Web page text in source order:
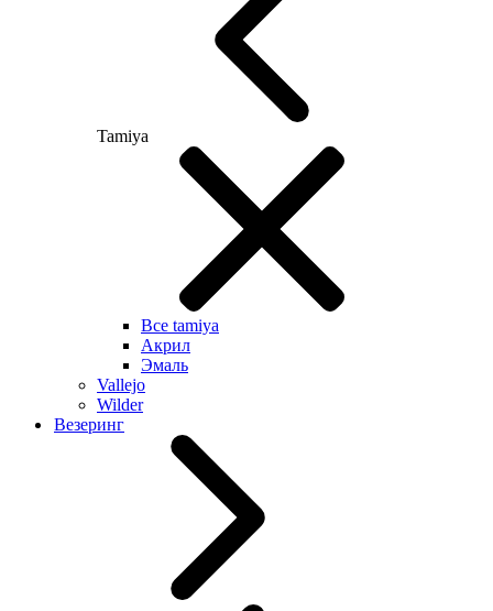
Tamiya
Все tamiya
Акрил
Эмаль
Vallejo
Wilder
Везеринг